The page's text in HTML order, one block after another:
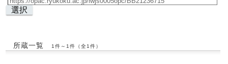
選択
所蔵一覧 1件～1件（全1件）